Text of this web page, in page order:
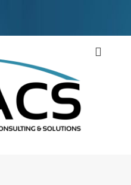
& Solutions